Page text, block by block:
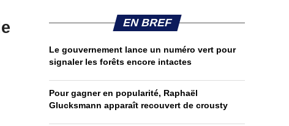
EN BREF
Le gouvernement lance un numéro vert pour
signaler les forêts encore intactes
Pour gagner en popularité, Raphaël
Glucksmann apparaît recouvert de crousty